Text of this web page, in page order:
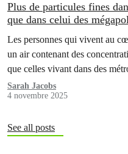
Plus de particules fines
que dans celui des
Les personnes qui vivent au
un air contenant des
que celles vivant dans des
ou Londres.
Sarah Jacobs
4 novembre 2025
See all posts